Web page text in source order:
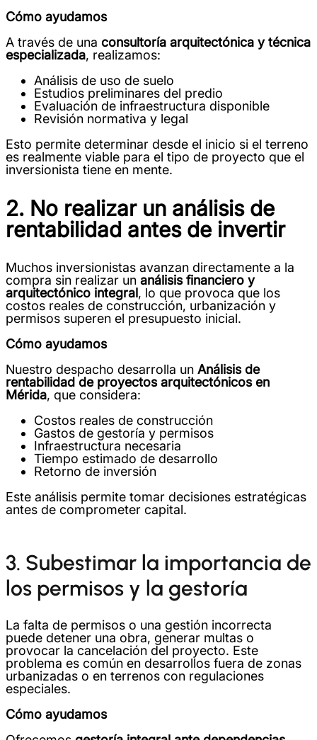
Cómo ayudamos
A través de una consultoría arquitectónica y técnica
especializada, realizamos:
Análisis de uso de suelo
Estudios preliminares del predio
Evaluación de infraestructura disponible
Revisión normativa y legal
Esto permite determinar desde el inicio si el terreno
es realmente viable para el tipo de proyecto que el
inversionista tiene en mente.
2. No realizar un análisis de
rentabilidad antes de invertir
Muchos inversionistas avanzan directamente a la
compra sin realizar un análisis financiero y
arquitectónico integral, lo que provoca que los
costos reales de construcción, urbanización y
permisos superen el presupuesto inicial.
Cómo ayudamos
Nuestro despacho desarrolla un Análisis de
rentabilidad de proyectos arquitectónicos en
Mérida, que considera:
Costos reales de construcción
Gastos de gestoría y permisos
Infraestructura necesaria
Tiempo estimado de desarrollo
Retorno de inversión
Este análisis permite tomar decisiones estratégicas
antes de comprometer capital.
3. Subestimar la importancia de
los permisos y la gestoría
La falta de permisos o una gestión incorrecta
puede detener una obra, generar multas o
provocar la cancelación del proyecto. Este
problema es común en desarrollos fuera de zonas
urbanizadas o en terrenos con regulaciones
especiales.
Cómo ayudamos